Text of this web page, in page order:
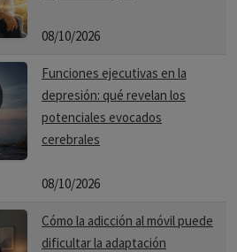
08/10/2026
Funciones ejecutivas en la
depresión: qué revelan los
potenciales evocados
cerebrales
08/10/2026
Cómo la adicción al móvil puede
dificultar la adaptación